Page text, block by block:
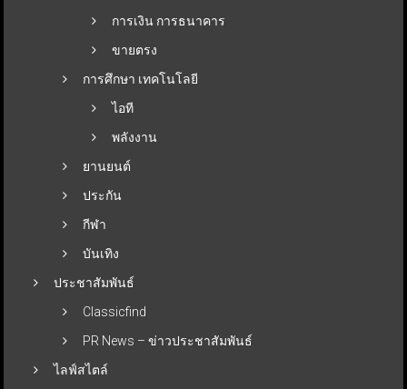
การเงิน การธนาคาร
ขายตรง
การศึกษา เทคโนโลยี
ไอที
พลังงาน
ยานยนต์
ประกัน
กีฬา
บันเทิง
ประชาสัมพันธ์
Classicfind
PR News – ข่าวประชาสัมพันธ์
ไลฟ์สไตล์